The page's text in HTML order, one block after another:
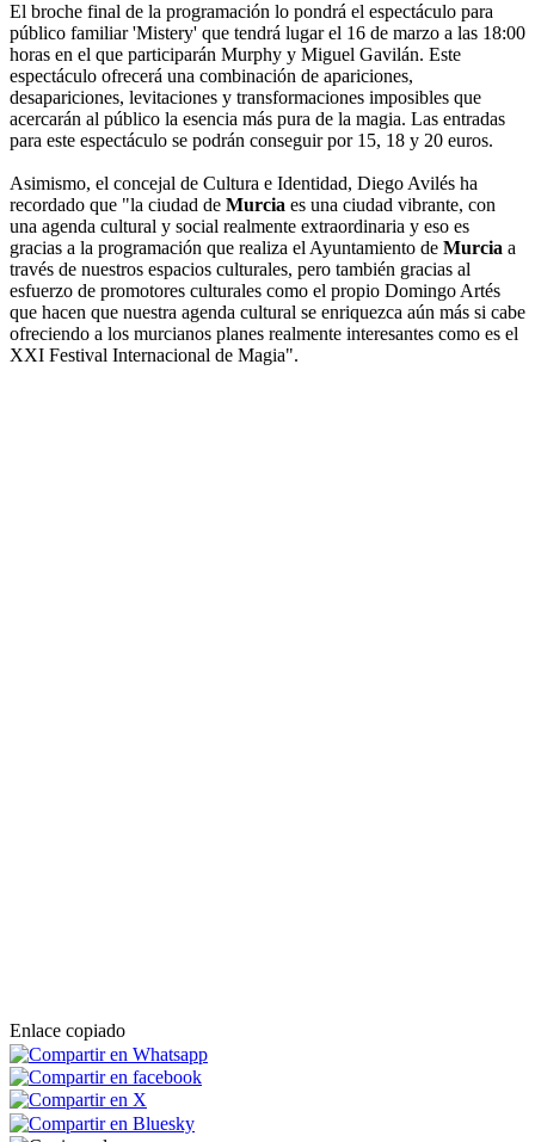
El broche final de la programación lo pondrá el espectáculo para
público familiar 'Mistery' que tendrá lugar el 16 de marzo a las 18:00
horas en el que participarán Murphy y Miguel Gavilán. Este
espectáculo ofrecerá una combinación de apariciones,
desapariciones, levitaciones y transformaciones imposibles que
acercarán al público la esencia más pura de la magia. Las entradas
para este espectáculo se podrán conseguir por 15, 18 y 20 euros.
Asimismo, el concejal de Cultura e Identidad, Diego Avilés ha
recordado que "la ciudad de Murcia es una ciudad vibrante, con
una agenda cultural y social realmente extraordinaria y eso es
gracias a la programación que realiza el Ayuntamiento de Murcia a
través de nuestros espacios culturales, pero también gracias al
esfuerzo de promotores culturales como el propio Domingo Artés
que hacen que nuestra agenda cultural se enriquezca aún más si cabe
ofreciendo a los murcianos planes realmente interesantes como es el
XXI Festival Internacional de Magia".
Enlace copiado